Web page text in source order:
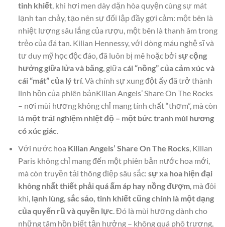
tinh khiết, khi hơi men dày dặn hòa quyện cùng sự mát
lạnh tan chảy, tạo nên sự đối lập đầy gợi cảm: một bên là
nhiệt lượng sâu lắng của rượu, một bên là thanh âm trong
trẻo của đá tan. Kilian Hennessy, với dòng máu nghệ sĩ và
tư duy mỹ học độc đáo, đã luôn bị mê hoặc bởi sự cộng
hưởng giữa lửa và băng, giữa cái “nồng” của cảm xúc và
cái “mát” của lý trí. Và chính sự xung đột ấy đã trở thành
linh hồn của phiên bảnKilian Angels’ Share On The Rocks
– nơi mùi hương không chỉ mang tính chất “thơm”, mà còn
là một trải nghiệm nhiệt độ – một bức tranh mùi hương
có xúc giác.
Với nước hoa Kilian Angels’ Share On The Rocks, Kilian
Paris không chỉ mang đến một phiên bản nước hoa mới,
mà còn truyền tải thông điệp sâu sắc: sự xa hoa hiện đại
không nhất thiết phải quá ấm áp hay nồng đượm, mà đôi
khi, lạnh lùng, sắc sảo, tinh khiết cũng chính là một dạng
của quyến rũ và quyền lực. Đó là mùi hương dành cho
những tâm hồn biết tận hưởng – không quá phô trương,